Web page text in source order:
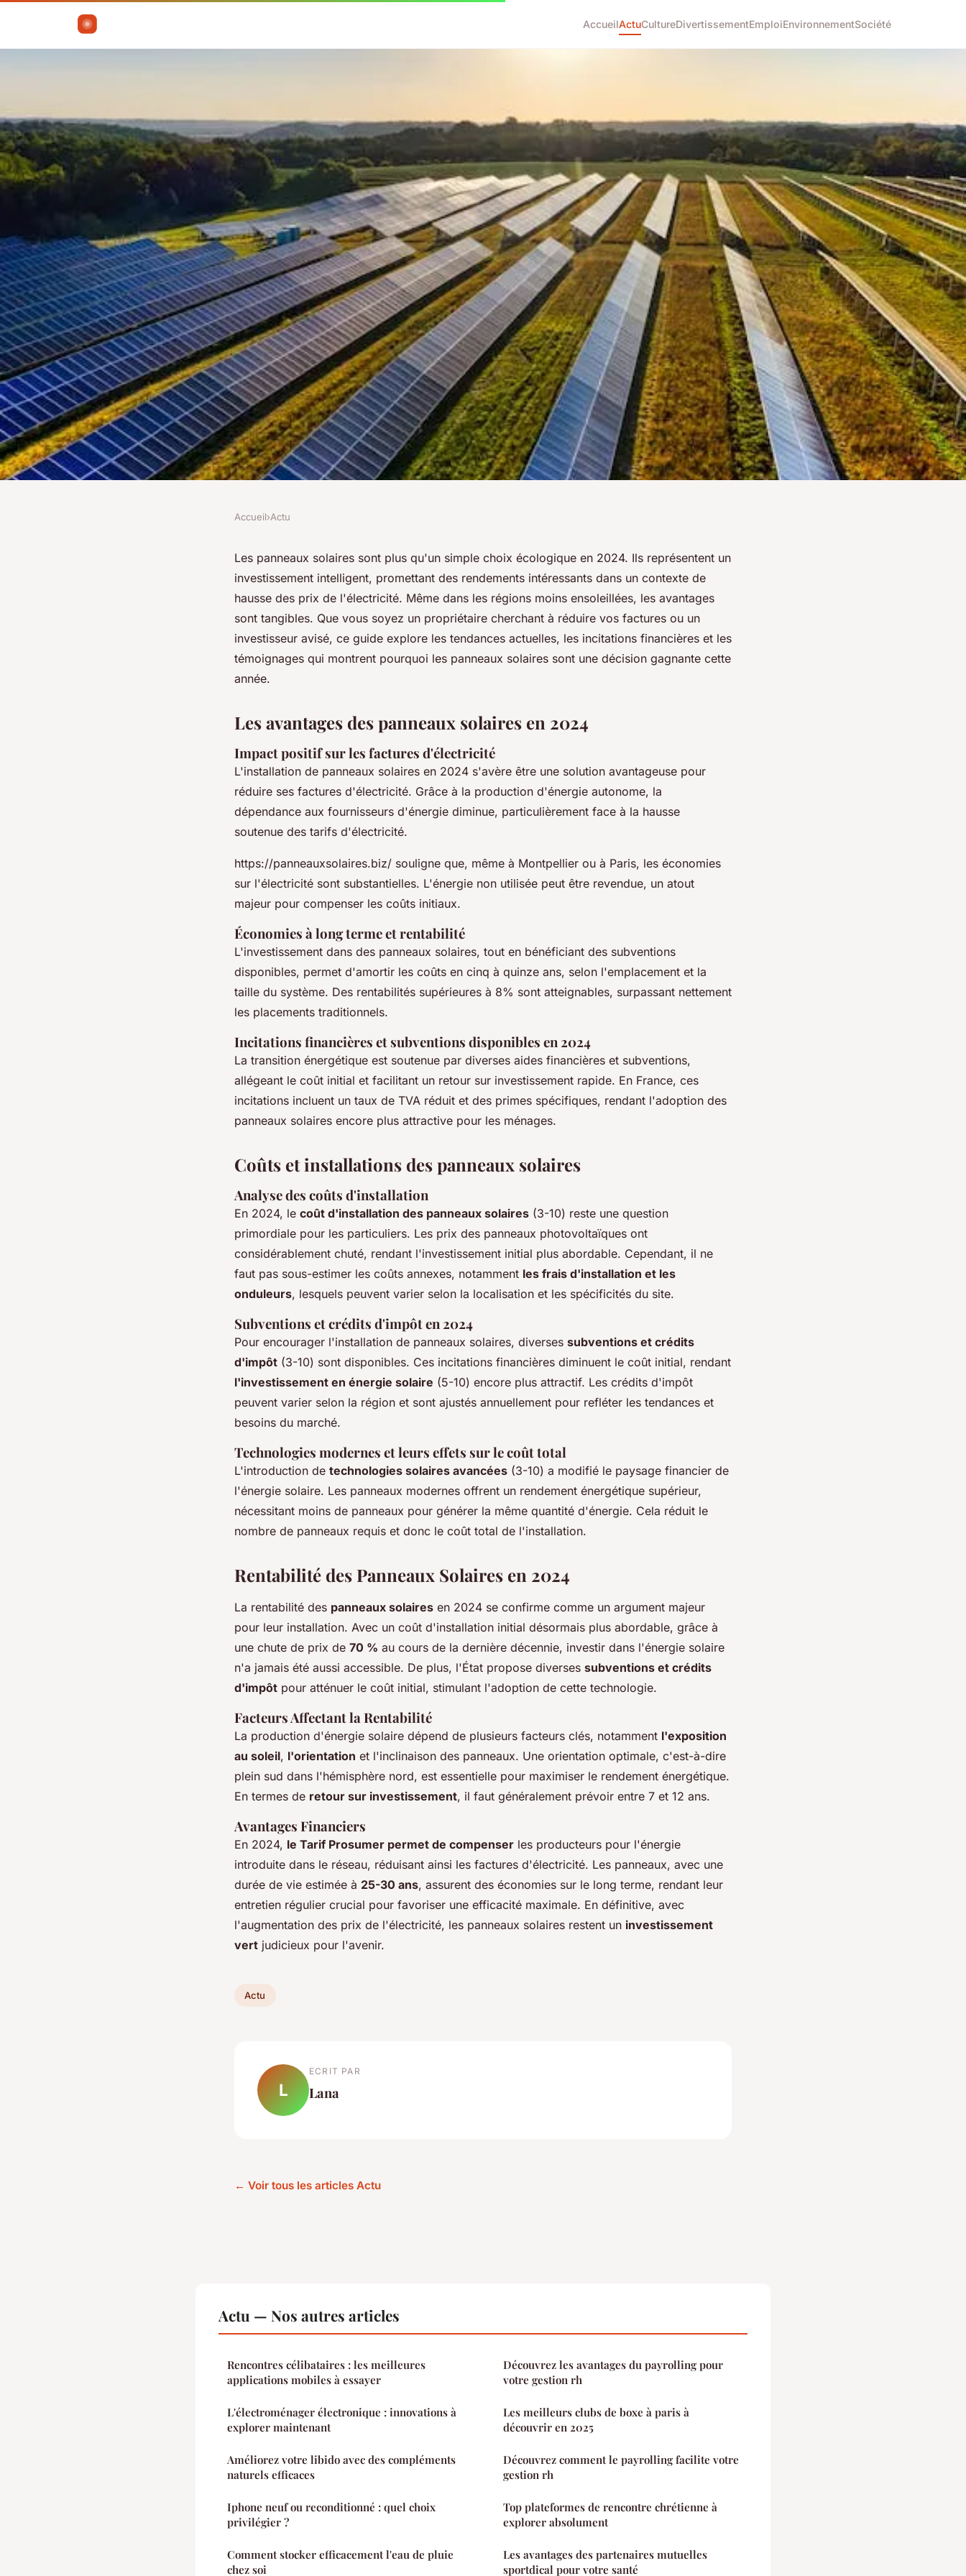
AccueilActuCultureDivertissementEmploiEnvironnementSociété
Panneaux solaires en 2024 : un
investissement gagnant !
Accueil›Actu
Les panneaux solaires sont plus qu'un simple choix écologique en 2024. Ils représentent un
investissement intelligent, promettant des rendements intéressants dans un contexte de
hausse des prix de l'électricité. Même dans les régions moins ensoleillées, les avantages
sont tangibles. Que vous soyez un propriétaire cherchant à réduire vos factures ou un
investisseur avisé, ce guide explore les tendances actuelles, les incitations financières et les
témoignages qui montrent pourquoi les panneaux solaires sont une décision gagnante cette
année.
Les avantages des panneaux solaires en 2024
Impact positif sur les factures d'électricité
L'installation de panneaux solaires en 2024 s'avère être une solution avantageuse pour
réduire ses factures d'électricité. Grâce à la production d'énergie autonome, la
dépendance aux fournisseurs d'énergie diminue, particulièrement face à la hausse
soutenue des tarifs d'électricité.
https://panneauxsolaires.biz/ souligne que, même à Montpellier ou à Paris, les économies
sur l'électricité sont substantielles. L'énergie non utilisée peut être revendue, un atout
majeur pour compenser les coûts initiaux.
Économies à long terme et rentabilité
L'investissement dans des panneaux solaires, tout en bénéficiant des subventions
disponibles, permet d'amortir les coûts en cinq à quinze ans, selon l'emplacement et la
taille du système. Des rentabilités supérieures à 8% sont atteignables, surpassant nettement
les placements traditionnels.
Incitations financières et subventions disponibles en 2024
La transition énergétique est soutenue par diverses aides financières et subventions,
allégeant le coût initial et facilitant un retour sur investissement rapide. En France, ces
incitations incluent un taux de TVA réduit et des primes spécifiques, rendant l'adoption des
panneaux solaires encore plus attractive pour les ménages.
Coûts et installations des panneaux solaires
Analyse des coûts d'installation
En 2024, le coût d'installation des panneaux solaires (3-10) reste une question
primordiale pour les particuliers. Les prix des panneaux photovoltaïques ont
considérablement chuté, rendant l'investissement initial plus abordable. Cependant, il ne
faut pas sous-estimer les coûts annexes, notamment les frais d'installation et les
onduleurs, lesquels peuvent varier selon la localisation et les spécificités du site.
Subventions et crédits d'impôt en 2024
Pour encourager l'installation de panneaux solaires, diverses subventions et crédits
d'impôt (3-10) sont disponibles. Ces incitations financières diminuent le coût initial, rendant
l'investissement en énergie solaire (5-10) encore plus attractif. Les crédits d'impôt
peuvent varier selon la région et sont ajustés annuellement pour refléter les tendances et
besoins du marché.
Technologies modernes et leurs effets sur le coût total
L'introduction de technologies solaires avancées (3-10) a modifié le paysage financier de
l'énergie solaire. Les panneaux modernes offrent un rendement énergétique supérieur,
nécessitant moins de panneaux pour générer la même quantité d'énergie. Cela réduit le
nombre de panneaux requis et donc le coût total de l'installation.
Rentabilité des Panneaux Solaires en 2024
La rentabilité des panneaux solaires en 2024 se confirme comme un argument majeur
pour leur installation. Avec un coût d'installation initial désormais plus abordable, grâce à
une chute de prix de 70 % au cours de la dernière décennie, investir dans l'énergie solaire
n'a jamais été aussi accessible. De plus, l'État propose diverses subventions et crédits
d'impôt pour atténuer le coût initial, stimulant l'adoption de cette technologie.
Facteurs Affectant la Rentabilité
La production d'énergie solaire dépend de plusieurs facteurs clés, notamment l'exposition
au soleil, l'orientation et l'inclinaison des panneaux. Une orientation optimale, c'est-à-dire
plein sud dans l'hémisphère nord, est essentielle pour maximiser le rendement énergétique.
En termes de retour sur investissement, il faut généralement prévoir entre 7 et 12 ans.
Avantages Financiers
En 2024, le Tarif Prosumer permet de compenser les producteurs pour l'énergie
introduite dans le réseau, réduisant ainsi les factures d'électricité. Les panneaux, avec une
durée de vie estimée à 25-30 ans, assurent des économies sur le long terme, rendant leur
entretien régulier crucial pour favoriser une efficacité maximale. En définitive, avec
l'augmentation des prix de l'électricité, les panneaux solaires restent un investissement
vert judicieux pour l'avenir.
Actu
L
ECRIT PAR
Lana
← Voir tous les articles Actu
Actu — Nos autres articles
Rencontres célibataires : les meilleures
applications mobiles à essayer
L'électroménager électronique : innovations à
explorer maintenant
Améliorez votre libido avec des compléments
naturels efficaces
Iphone neuf ou reconditionné : quel choix
privilégier ?
Comment stocker efficacement l'eau de pluie
chez soi
Découvrez les avantages du payrolling pour
votre gestion rh
Les meilleurs clubs de boxe à paris à
découvrir en 2025
Découvrez comment le payrolling facilite votre
gestion rh
Top plateformes de rencontre chrétienne à
explorer absolument
Les avantages des partenaires mutuelles
sportdical pour votre santé